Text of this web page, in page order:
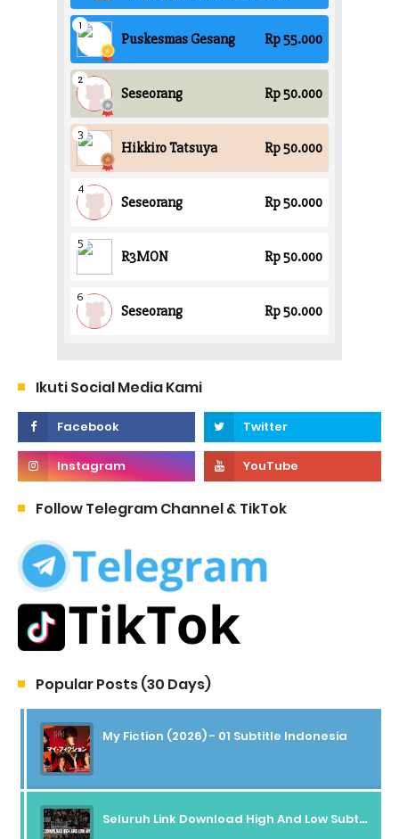
Ikuti Social Media Kami
Follow Telegram Channel & TikTok
Popular Posts (30 Days)
My Fiction (2026) - 01 Subtitle Indonesia
Seluruh Link Download High And Low Subtitle Indonesia